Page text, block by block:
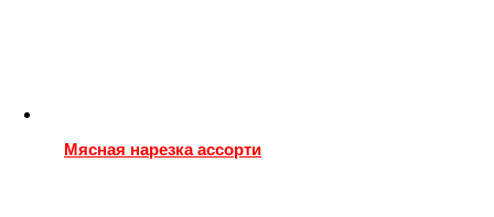
Мясная нарезка ассорти